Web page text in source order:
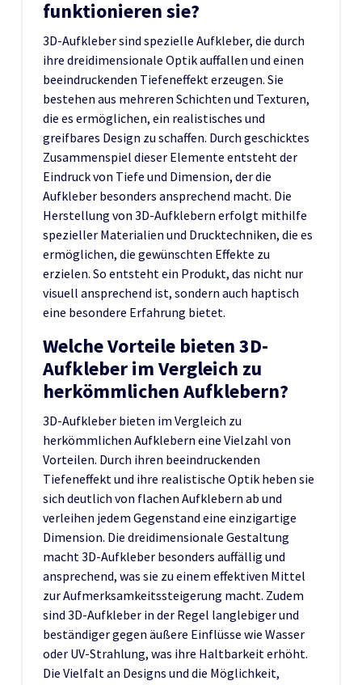
funktionieren sie?
3D-Aufkleber sind spezielle Aufkleber, die durch
ihre dreidimensionale Optik auffallen und einen
beeindruckenden Tiefeneffekt erzeugen. Sie
bestehen aus mehreren Schichten und Texturen,
die es ermöglichen, ein realistisches und
greifbares Design zu schaffen. Durch geschicktes
Zusammenspiel dieser Elemente entsteht der
Eindruck von Tiefe und Dimension, der die
Aufkleber besonders ansprechend macht. Die
Herstellung von 3D-Aufklebern erfolgt mithilfe
spezieller Materialien und Drucktechniken, die es
ermöglichen, die gewünschten Effekte zu
erzielen. So entsteht ein Produkt, das nicht nur
visuell ansprechend ist, sondern auch haptisch
eine besondere Erfahrung bietet.
Welche Vorteile bieten 3D-
Aufkleber im Vergleich zu
herkömmlichen Aufklebern?
3D-Aufkleber bieten im Vergleich zu
herkömmlichen Aufklebern eine Vielzahl von
Vorteilen. Durch ihren beeindruckenden
Tiefeneffekt und ihre realistische Optik heben sie
sich deutlich von flachen Aufklebern ab und
verleihen jedem Gegenstand eine einzigartige
Dimension. Die dreidimensionale Gestaltung
macht 3D-Aufkleber besonders auffällig und
ansprechend, was sie zu einem effektiven Mittel
zur Aufmerksamkeitssteigerung macht. Zudem
sind 3D-Aufkleber in der Regel langlebiger und
beständiger gegen äußere Einflüsse wie Wasser
oder UV-Strahlung, was ihre Haltbarkeit erhöht.
Die Vielfalt an Designs und die Möglichkeit,